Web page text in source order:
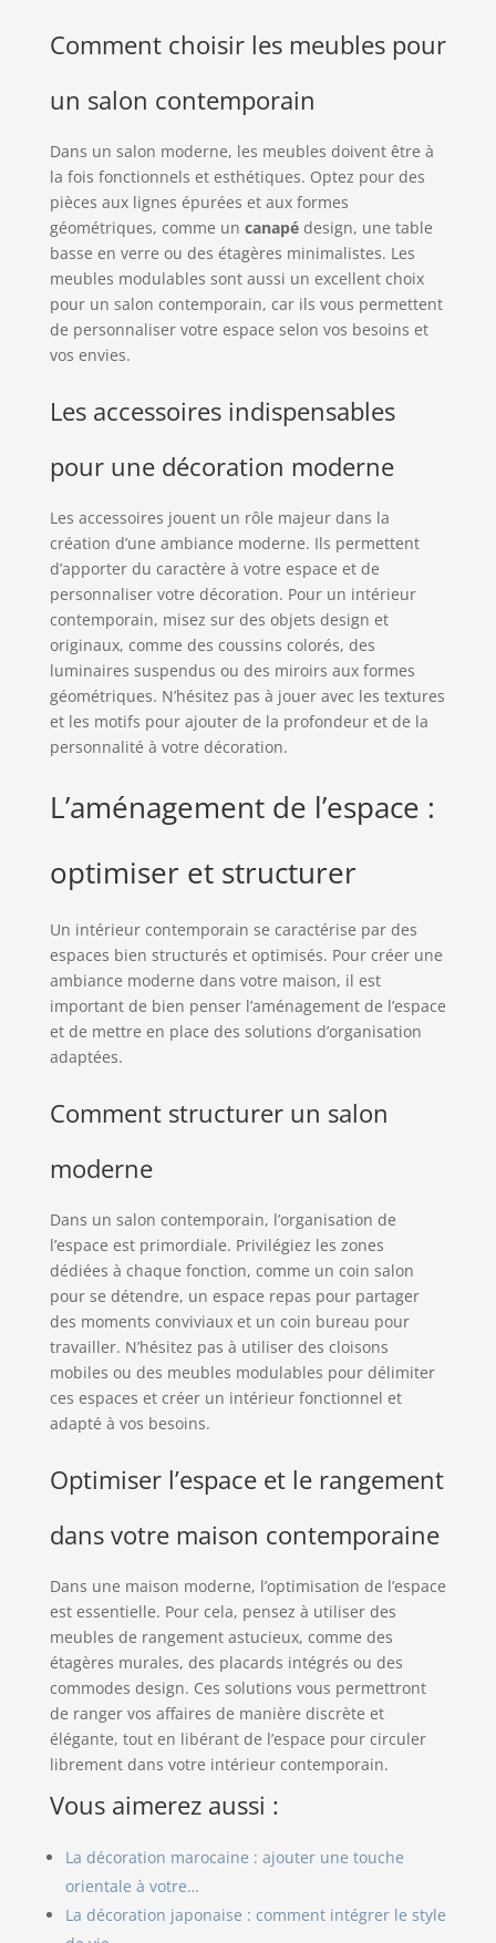
Comment choisir les meubles pour
un salon contemporain
Dans un salon moderne, les meubles doivent être à
la fois fonctionnels et esthétiques. Optez pour des
pièces aux lignes épurées et aux formes
géométriques, comme un canapédesign, une table
basse en verre ou des étagères minimalistes. Les
meubles modulables sont aussi un excellent choix
pour un salon contemporain, car ils vous permettent
de personnaliser votre espace selon vos besoins et
vos envies.
Les accessoires indispensables
pour une décoration moderne
Les accessoires jouent un rôle majeur dans la
création d’une ambiance moderne. Ils permettent
d’apporter du caractère à votre espace et de
personnaliser votre décoration. Pour un intérieur
contemporain, misez sur des objets design et
originaux, comme des coussins colorés, des
luminaires suspendus ou des miroirs aux formes
géométriques. N’hésitez pas à jouer avec les textures
et les motifs pour ajouter de la profondeur et de la
personnalité à votre décoration.
L’aménagement de l’espace :
optimiser et structurer
Un intérieur contemporain se caractérise par des
espaces bien structurés et optimisés. Pour créer une
ambiance moderne dans votre maison, il est
important de bien penser l’aménagement de l’espace
et de mettre en place des solutions d’organisation
adaptées.
Comment structurer un salon
moderne
Dans un salon contemporain, l’organisation de
l’espace est primordiale. Privilégiez les zones
dédiées à chaque fonction, comme un coin salon
pour se détendre, un espace repas pour partager
des moments conviviaux et un coin bureau pour
travailler. N’hésitez pas à utiliser des cloisons
mobiles ou des meubles modulables pour délimiter
ces espaces et créer un intérieur fonctionnel et
adapté à vos besoins.
Optimiser l’espace et le rangement
dans votre maison contemporaine
Dans une maison moderne, l’optimisation de l’espace
est essentielle. Pour cela, pensez à utiliser des
meubles de rangement astucieux, comme des
étagères murales, des placards intégrés ou des
commodes design. Ces solutions vous permettront
de ranger vos affaires de manière discrète et
élégante, tout en libérant de l’espace pour circuler
librement dans votre intérieur contemporain.
Vous aimerez aussi :
La décoration marocaine : ajouter une touche
orientale à votre…
La décoration japonaise : comment intégrer le style